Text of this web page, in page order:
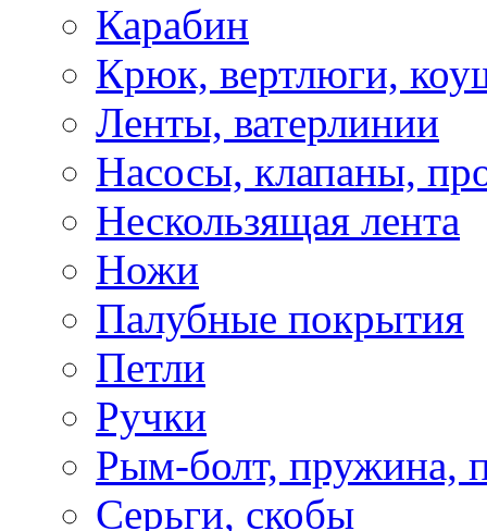
Карабин
Крюк, вертлюги,
Ленты, ватерлинии
Насосы, клапаны,
Нескользящая лента
Ножи
Палубные покрытия
Петли
Ручки
Рым-болт, пружина,
Серьги, скобы